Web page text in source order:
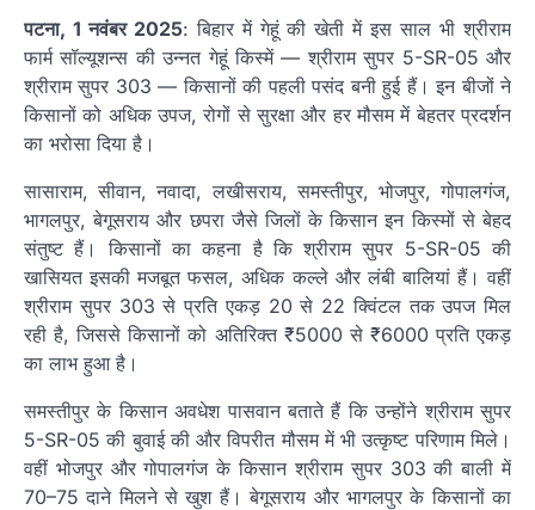
पटना, 1 नवंबर 2025: बिहार में गेहूं की खेती में इस साल भी श्रीराम
फार्म सॉल्यूशन्स की उन्नत गेहूं किस्में — श्रीराम सुपर 5-SR-05 और
श्रीराम सुपर 303 — किसानों की पहली पसंद बनी हुई हैं। इन बीजों ने
किसानों को अधिक उपज, रोगों से सुरक्षा और हर मौसम में बेहतर प्रदर्शन
का भरोसा दिया है।
सासाराम, सीवान, नवादा, लखीसराय, समस्तीपुर, भोजपुर, गोपालगंज,
भागलपुर, बेगूसराय और छपरा जैसे जिलों के किसान इन किस्मों से बेहद
संतुष्ट हैं। किसानों का कहना है कि श्रीराम सुपर 5-SR-05 की
खासियत इसकी मजबूत फसल, अधिक कल्ले और लंबी बालियां हैं। वहीं
श्रीराम सुपर 303 से प्रति एकड़ 20 से 22 क्विंटल तक उपज मिल
रही है, जिससे किसानों को अतिरिक्त ₹5000 से ₹6000 प्रति एकड़
का लाभ हुआ है।
समस्तीपुर के किसान अवधेश पासवान बताते हैं कि उन्होंने श्रीराम सुपर
5-SR-05 की बुवाई की और विपरीत मौसम में भी उत्कृष्ट परिणाम मिले।
वहीं भोजपुर और गोपालगंज के किसान श्रीराम सुपर 303 की बाली में
70–75 दाने मिलने से खुश हैं। बेगूसराय और भागलपुर के किसानों का